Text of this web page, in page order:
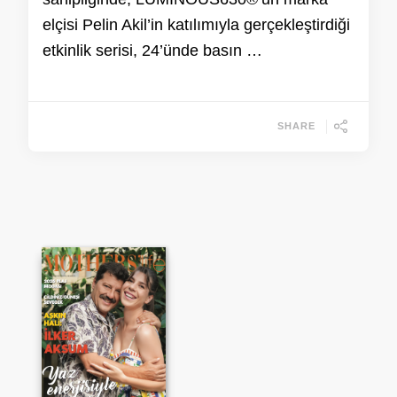
elçisi Pelin Akil’in katılımıyla gerçekleştirdiği
etkinlik serisi, 24’ünde basın …
SHARE